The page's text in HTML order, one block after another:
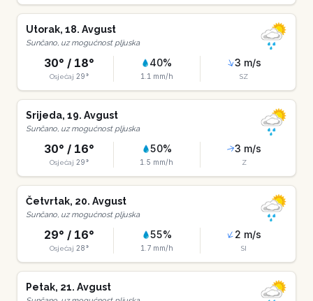
Utorak, 18. Avgust
Sunčano, uz mogućnost pljuska
30° / 18°
Osjećaj 29°
40%
1.1 mm/h
3 m/s
SZ
Srijeda, 19. Avgust
Sunčano, uz mogućnost pljuska
30° / 16°
Osjećaj 29°
50%
1.5 mm/h
3 m/s
Z
Četvrtak, 20. Avgust
Sunčano, uz mogućnost pljuska
29° / 16°
Osjećaj 28°
55%
1.7mm/h
2 m/s
SI
Petak, 21. Avgust